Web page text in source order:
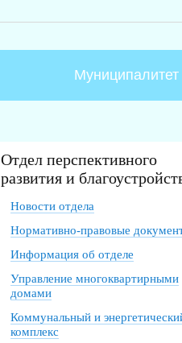
Муниципалитет
Отдел перспективного
развития и
Новости отдела
Нормативно-правовые
Информация об отделе
Управление многоквартирными
домами
Коммунальный и
комплекс